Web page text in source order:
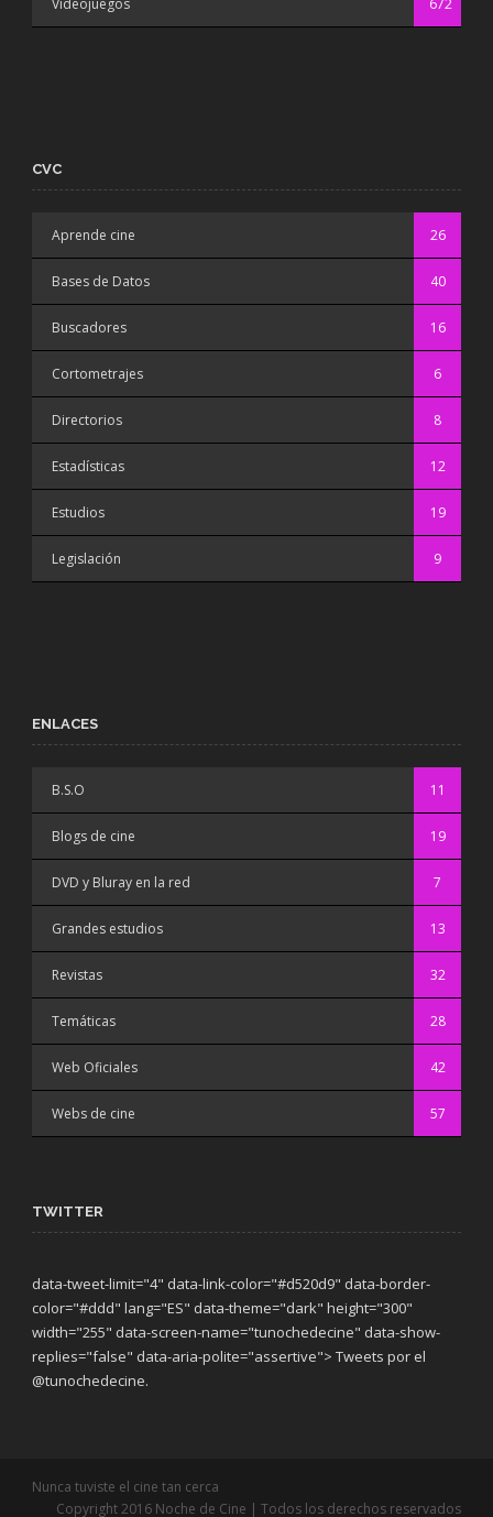
CVC
Aprende cine 26
Bases de Datos 40
Buscadores 16
Cortometrajes 6
Directorios 8
Estadísticas 12
Estudios 19
Legislación 9
ENLACES
B.S.O 11
Blogs de cine 19
DVD y Bluray en la red 7
Grandes estudios 13
Revistas 32
Temáticas 28
Web Oficiales 42
Webs de cine 57
TWITTER
data-tweet-limit="4" data-link-color="#d520d9" data-border-
color="#ddd" lang="ES" data-theme="dark" height="300"
width="255" data-screen-name="tunochedecine" data-show-
replies="false" data-aria-polite="assertive"> Tweets por el
@tunochedecine.
Nunca tuviste el cine tan cerca
Copyright 2016 Noche de Cine | Todos los derechos reservados